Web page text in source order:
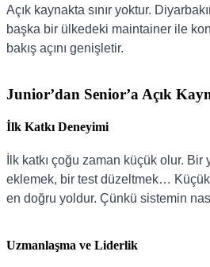
Açık kaynakta sınır yoktur.
başka bir ülkedeki maintainer ile
bakış açını genişletir.
Junior’dan Senior’a Açık
İlk Katkı Deneyimi
İlk katkı çoğu zaman küçük olur. Bir
eklemek, bir test düzeltmek…
en doğru yoldur. Çünkü sistemin
Uzmanlaşma ve Liderlik